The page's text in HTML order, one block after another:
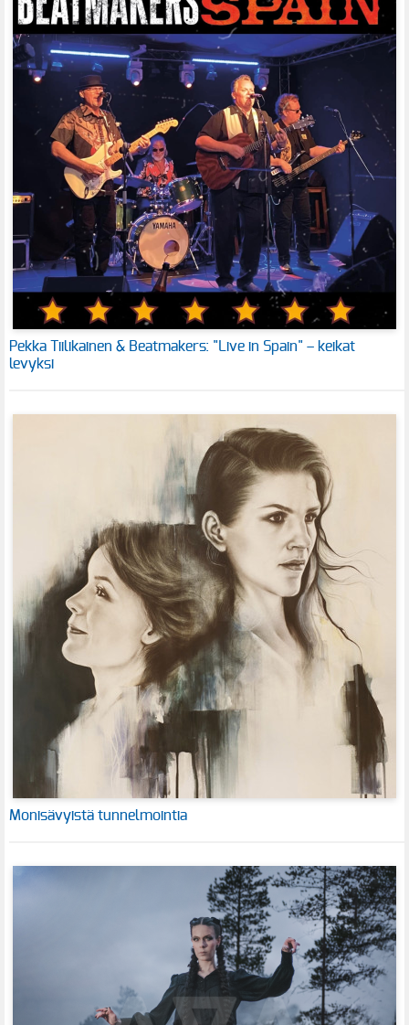
Pekka Tiilikainen & Beatmakers: "Live in Spain" – keikat
levyksi
Monisävyistä tunnelmointia